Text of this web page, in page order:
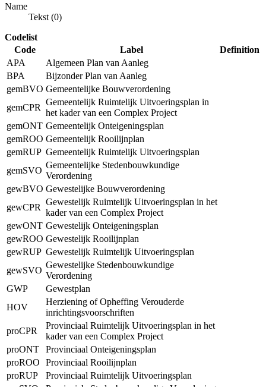
Name
Tekst (0)
Codelist
Code
Label
Definition
APA
Algemeen Plan van Aanleg
BPA
Bijzonder Plan van Aanleg
gemBVO Gemeentelijke Bouwverordening
gemCPR
Gemeentelijk Ruimtelijk Uitvoeringsplan in
het kader van een Complex Project
gemONT Gemeentelijk Onteigeningsplan
gemROO Gemeentelijk Rooilijnplan
gemRUP Gemeentelijk Ruimtelijk Uitvoeringsplan
gemSVO
Gemeentelijke Stedenbouwkundige
Verordening
gewBVO Gewestelijke Bouwverordening
gewCPR
Gewestelijk Ruimtelijk Uitvoeringsplan in het
kader van een Complex Project
gewONT Gewestelijk Onteigeningsplan
gewROO Gewestelijk Rooilijnplan
gewRUP Gewestelijk Ruimtelijk Uitvoeringsplan
gewSVO
Gewestelijke Stedenbouwkundige
Verordening
GWP
Gewestplan
HOV
Herziening of Opheffing Verouderde
inrichtingsvoorschriften
proCPR
Provinciaal Ruimtelijk Uitvoeringsplan in het
kader van een Complex Project
proONT
Provinciaal Onteigeningsplan
proROO
Provinciaal Rooilijnplan
proRUP
Provinciaal Ruimtelijk Uitvoeringsplan